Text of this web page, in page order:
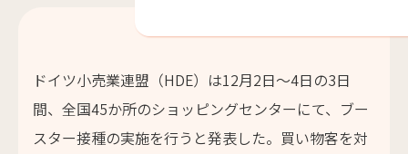
ドイツ小売業連盟（HDE）は12月2日～4日の3日
間、全国45か所のショッピングセンターにて、ブー
スター接種の実施を行うと発表した。買い物客を対